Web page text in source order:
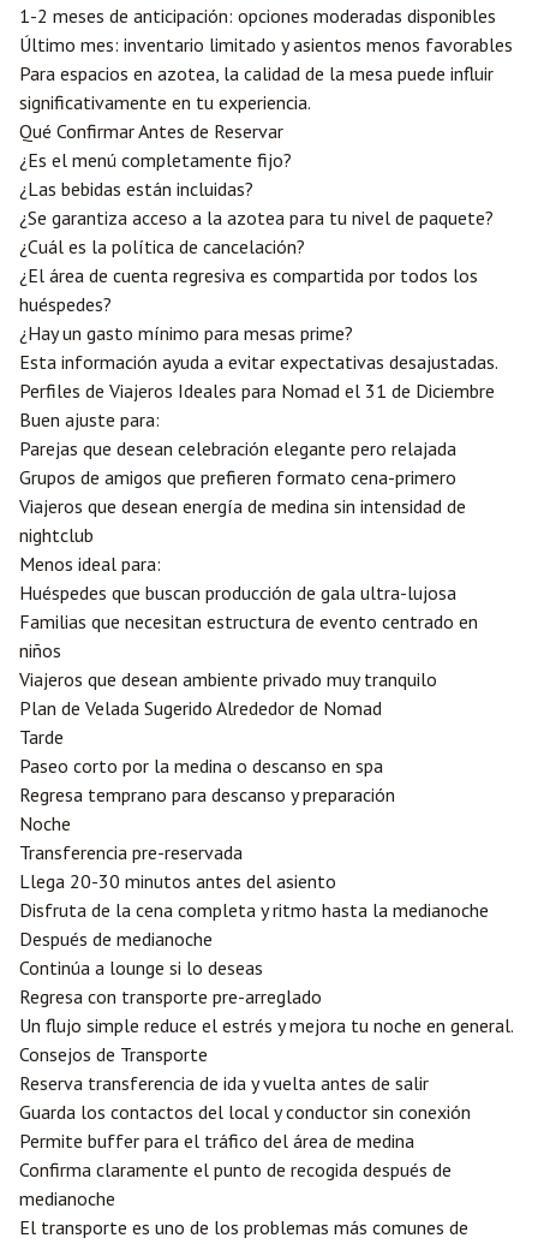
1-2 meses de anticipación: opciones moderadas disponibles
Último mes: inventario limitado y asientos menos favorables
Para espacios en azotea, la calidad de la mesa puede influir
significativamente en tu experiencia.
Qué Confirmar Antes de Reservar
¿Es el menú completamente fijo?
¿Las bebidas están incluidas?
¿Se garantiza acceso a la azotea para tu nivel de paquete?
¿Cuál es la política de cancelación?
¿El área de cuenta regresiva es compartida por todos los
huéspedes?
¿Hay un gasto mínimo para mesas prime?
Esta información ayuda a evitar expectativas desajustadas.
Perfiles de Viajeros Ideales para Nomad el 31 de Diciembre
Buen ajuste para:
Parejas que desean celebración elegante pero relajada
Grupos de amigos que prefieren formato cena-primero
Viajeros que desean energía de medina sin intensidad de
nightclub
Menos ideal para:
Huéspedes que buscan producción de gala ultra-lujosa
Familias que necesitan estructura de evento centrado en
niños
Viajeros que desean ambiente privado muy tranquilo
Plan de Velada Sugerido Alrededor de Nomad
Tarde
Paseo corto por la medina o descanso en spa
Regresa temprano para descanso y preparación
Noche
Transferencia pre-reservada
Llega 20-30 minutos antes del asiento
Disfruta de la cena completa y ritmo hasta la medianoche
Después de medianoche
Continúa a lounge si lo deseas
Regresa con transporte pre-arreglado
Un flujo simple reduce el estrés y mejora tu noche en general.
Consejos de Transporte
Reserva transferencia de ida y vuelta antes de salir
Guarda los contactos del local y conductor sin conexión
Permite buffer para el tráfico del área de medina
Confirma claramente el punto de recogida después de
medianoche
El transporte es uno de los problemas más comunes de